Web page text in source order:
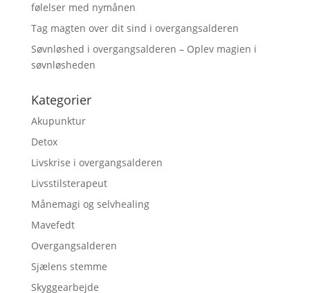
følelser med nymånen
Tag magten over dit sind i overgangsalderen
Søvnløshed i overgangsalderen – Oplev magien i
søvnløsheden
Kategorier
Akupunktur
Detox
Livskrise i overgangsalderen
Livsstilsterapeut
Månemagi og selvhealing
Mavefedt
Overgangsalderen
Sjælens stemme
Skyggearbejde